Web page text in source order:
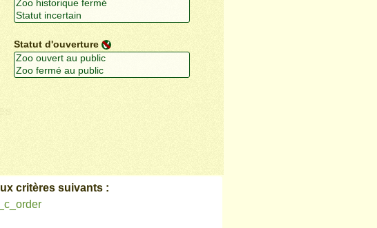
Statut d'ouverture
critères suivants :